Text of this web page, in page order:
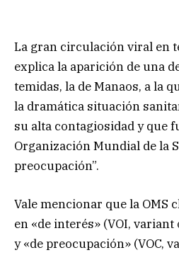
La gran circulación viral en
explica la aparición de una
temidas, la de Manaos, a la
la dramática situación
su alta contagiosidad y que
Organización Mundial de la
preocupación”.
Vale mencionar que la OMS
en «de interés» (VOI,
y «de preocupación» (VOC,